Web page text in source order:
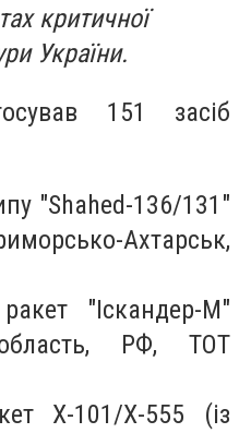
критичної
України.
151 засіб
"Shahed-136/131"
Ахтарськ,
"Іскандер-М"
область, РФ, ТОТ
Х-101/Х-555 (із